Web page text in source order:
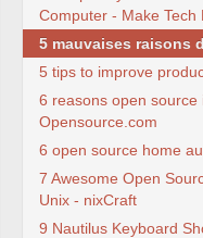
Computer - Make Tech
5 mauvaises raisons
5 tips to improve
6 reasons open source
Opensource.com
6 open source home
7 Awesome Open
Unix - nixCraft
9 Nautilus Keyboard